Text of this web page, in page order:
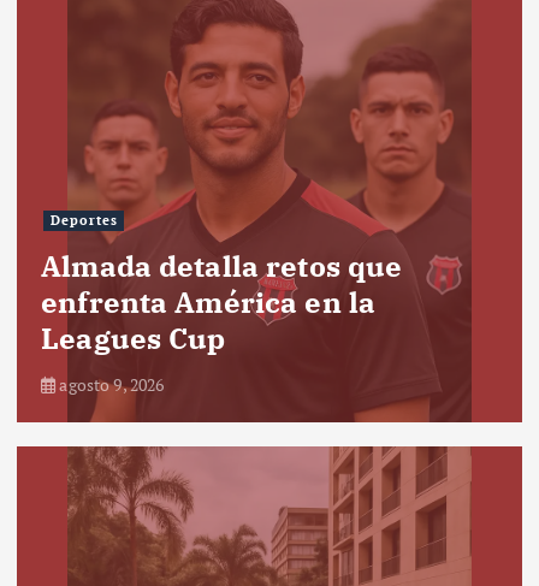
Deportes
Almada detalla retos que
enfrenta América en la
Leagues Cup
agosto 9, 2026